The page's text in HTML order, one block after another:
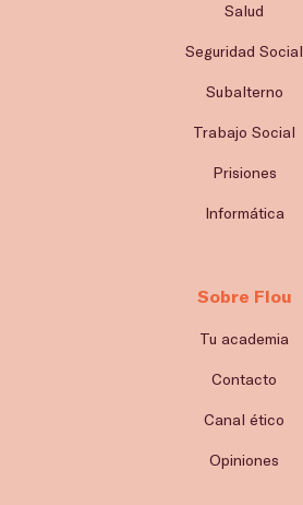
Salud
Seguridad Social
Subalterno
Trabajo Social
Prisiones
Informática
Sobre Flou
Tu academia
Contacto
Canal ético
Opiniones